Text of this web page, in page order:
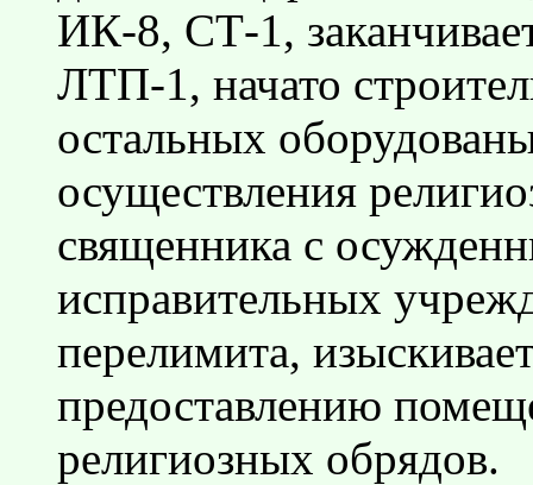
ИК-8, СТ-1,
ЛТП-1, начато
остальных
осуществления
священника с
исправительных
перелимита,
предоставлению
религиозных обрядов.